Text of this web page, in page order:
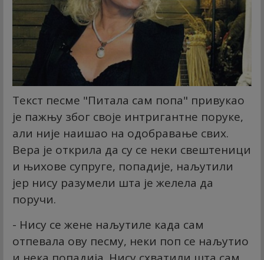
Текст песме "Питала сам попа" привукао
је пажњу због своје интригантне поруке,
али није наишао на одобравање свих.
Вера је открила да су се неки свештеници
и њихове супруге, попадије, наљутили
јер нису разумели шта је желела да
поручи.
- Нису се жене наљутиле када сам
отпевала ову песму, неки поп се наљутио